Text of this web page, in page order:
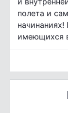
полета и
имеющихся